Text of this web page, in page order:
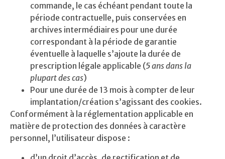
commande, le cas échéant pendant toute la
période contractuelle, puis conservées en
archives intermédiaires pour une durée
correspondant à la période de garantie
éventuelle à laquelle s’ajoute la durée de
prescription légale applicable (5 ans dans la
plupart des cas)
Pour une durée de 13 mois à compter de leur
implantation/création s’agissant des cookies.
Conformément à la réglementation applicable en
matière de protection des données à caractère
personnel, l’utilisateur dispose :